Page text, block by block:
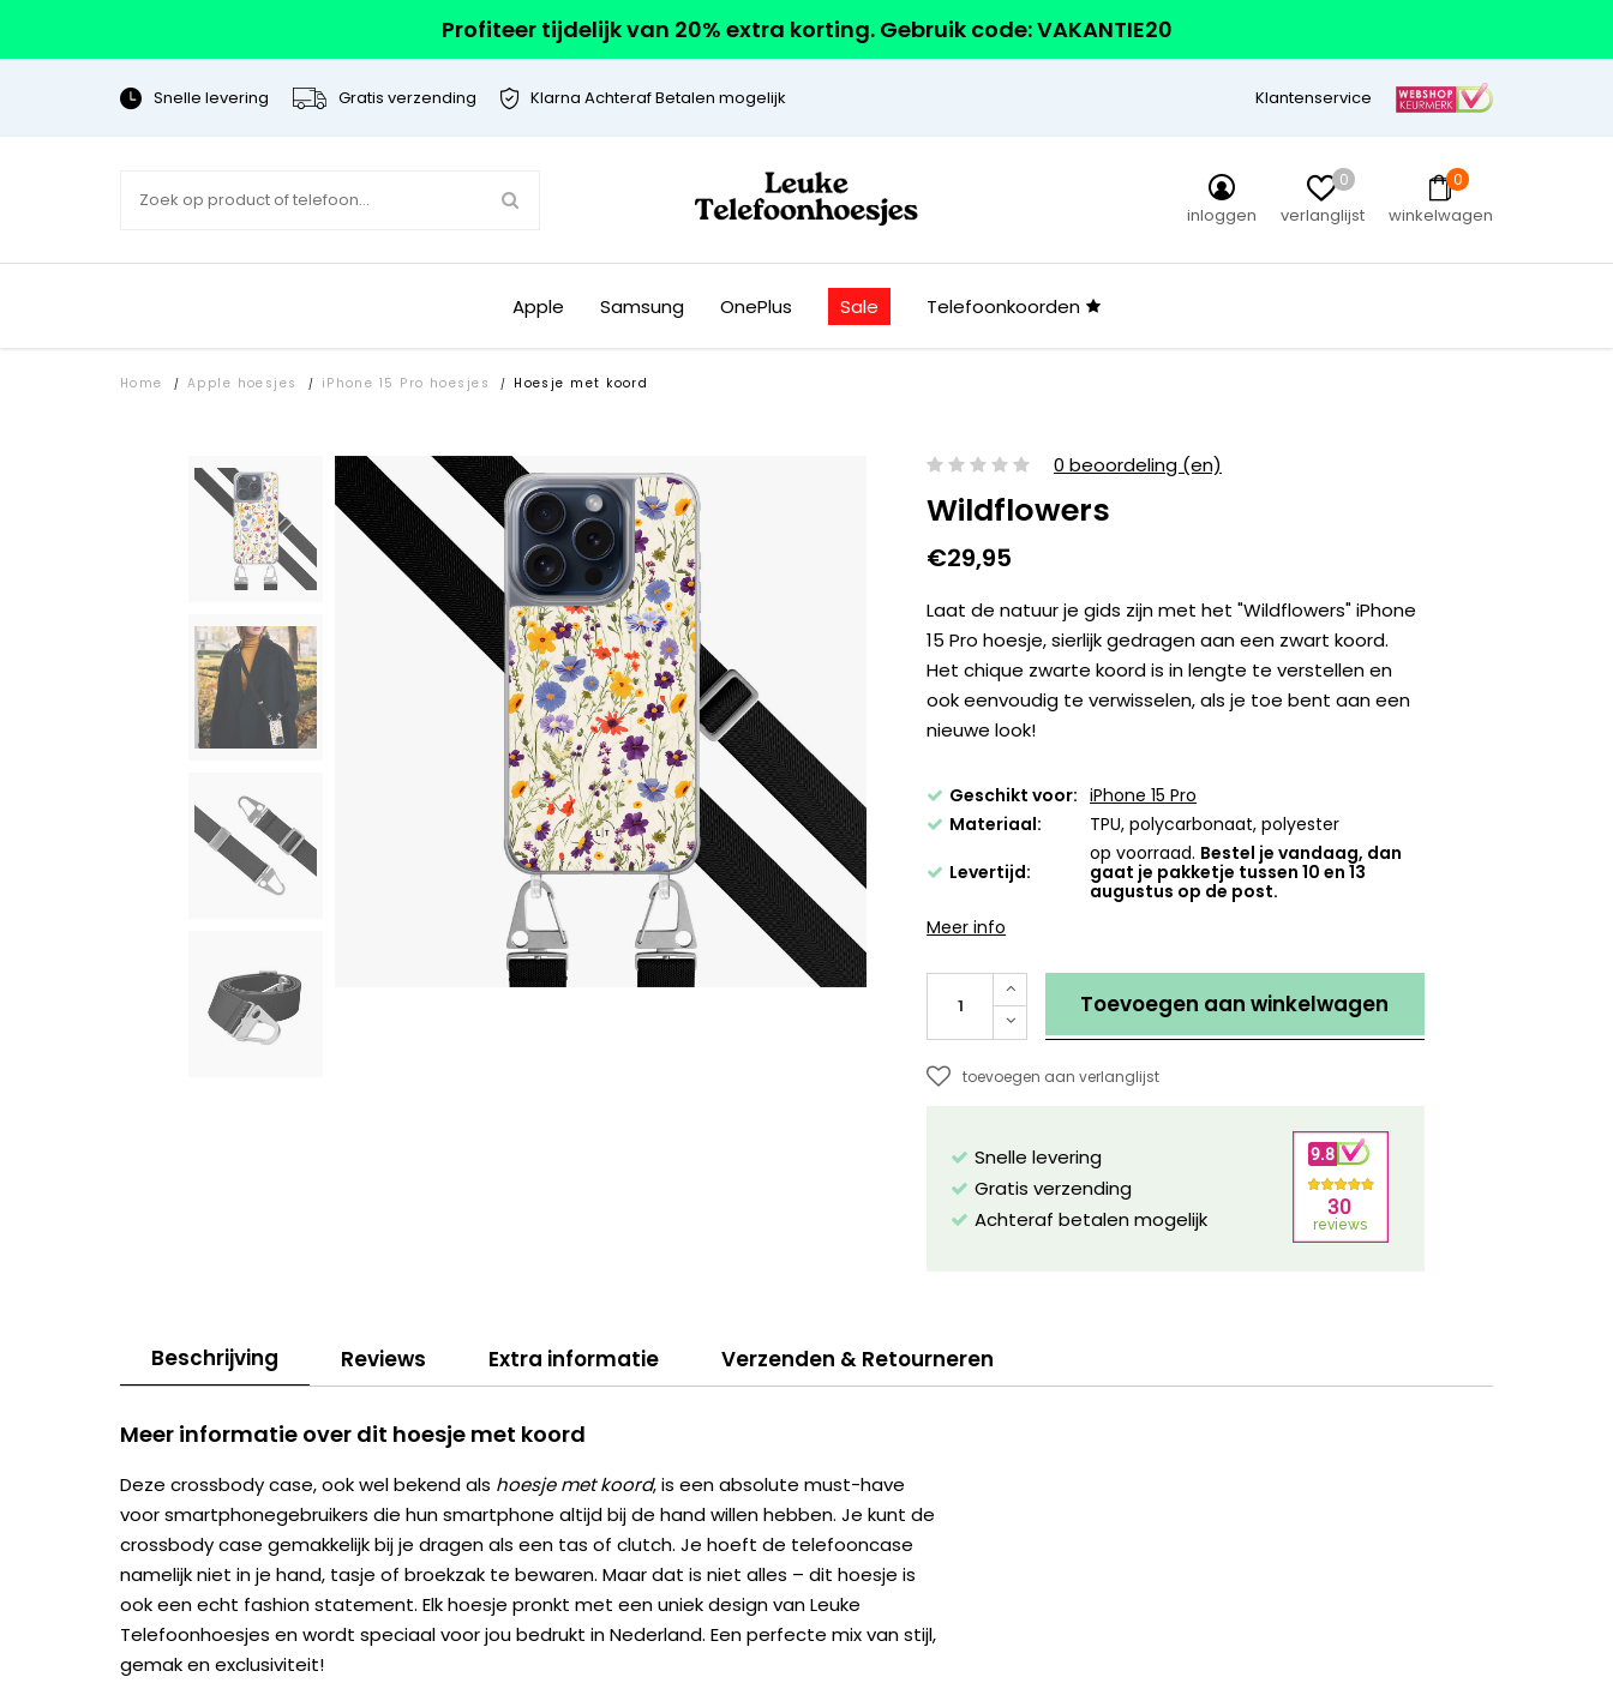
Profiteer tijdelijk van 20% extra korting. Gebruik code: VAKANTIE20
Snelle levering Gratis verzending Klarna Achteraf Betalen mogelijk Klantenservice
inloggen
0
verlanglijst
0
winkelwagen
Apple Samsung OnePlus Sale Telefoonkoorden
Home / Apple hoesjes / iPhone 15 Pro hoesjes / Hoesje met koord
0 beoordeling (en)
Wildflowers
€29,95
Laat de natuur je gids zijn met het "Wildflowers" iPhone
15 Pro hoesje, sierlijk gedragen aan een zwart koord.
Het chique zwarte koord is in lengte te verstellen en
ook eenvoudig te verwisselen, als je toe bent aan een
nieuwe look!
Geschikt voor: iPhone 15 Pro
Materiaal:
TPU, polycarbonaat, polyester
Levertijd:
op voorraad. Bestel je vandaag, dan
gaat je pakketje tussen 10 en 13
augustus op de post.
Meer info
Toevoegen aan winkelwagen
toevoegen aan verlanglijst
Snelle levering
Gratis verzending
Achteraf betalen mogelijk
Beschrijving Reviews Extra informatie Verzenden & Retourneren
Meer informatie over dit hoesje met koord
Deze crossbody case, ook wel bekend als hoesje met koord, is een absolute must-have
voor smartphonegebruikers die hun smartphone altijd bij de hand willen hebben. Je kunt de
crossbody case gemakkelijk bij je dragen als een tas of clutch. Je hoeft de telefooncase
namelijk niet in je hand, tasje of broekzak te bewaren. Maar dat is niet alles – dit hoesje is
ook een echt fashion statement. Elk hoesje pronkt met een uniek design van Leuke
Telefoonhoesjes en wordt speciaal voor jou bedrukt in Nederland. Een perfecte mix van stijl,
gemak en exclusiviteit!